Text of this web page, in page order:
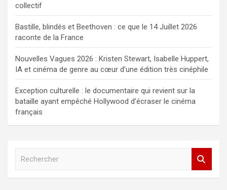
collectif
Bastille, blindés et Beethoven : ce que le 14 Juillet 2026
raconte de la France
Nouvelles Vagues 2026 : Kristen Stewart, Isabelle Huppert,
IA et cinéma de genre au cœur d’une édition très cinéphile
Exception culturelle : le documentaire qui revient sur la
bataille ayant empêché Hollywood d’écraser le cinéma
français